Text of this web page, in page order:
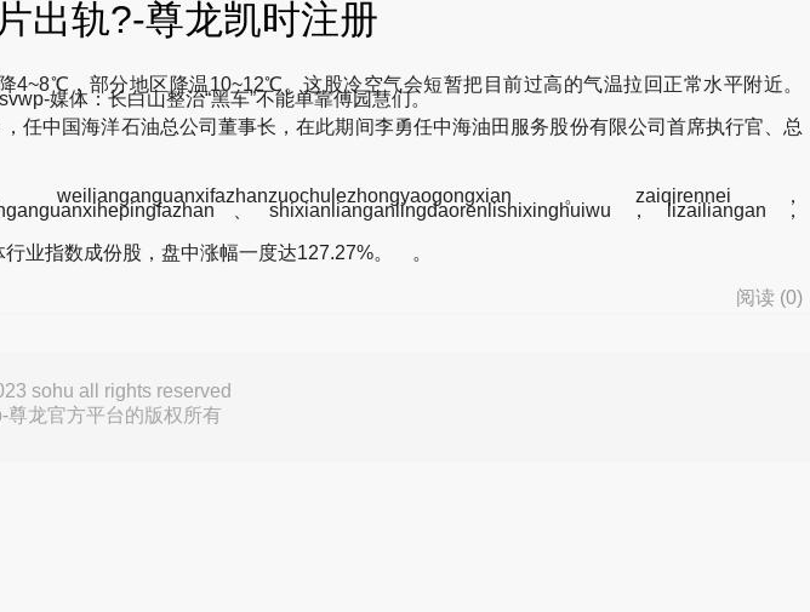
出轨?-尊龙凯时注册
，部分地区降温10~12℃。这股冷空气会短暂把目前过高的气温拉回正常水平附近。
媒体：长白山整治“黑车”不能单靠傅园慧们。
中国海洋石油总公司董事长，在此期间李勇任中海油田服务股份有限公司首席执行官、总
。zaiqirennei，
、shixianlianganlingdaorenlishixinghuiwu，lizailiangan，
业指数成份股，盘中涨幅一度达127.27%。 。
阅读 (0)
sohu all rights reserved
龙官方平台的版权所有